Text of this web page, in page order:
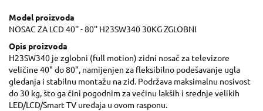
Model proizvoda
NOSAC ZA LCD 40'' - 80'' H23SW340 30KG ZGLOBNI
Opis proizvoda
H23SW340 je zglobni (full motion) zidni nosač za televizore
veličine 40" do 80", namijenjen za fleksibilno podešavanje ugla
gledanja i stabilnu montažu na zid. Podržava maksimalnu nosivost
do 30 kg, što ga čini pogodnim za većinu lakših i srednje velikih
LED/LCD/Smart TV uređaja u ovom rasponu.